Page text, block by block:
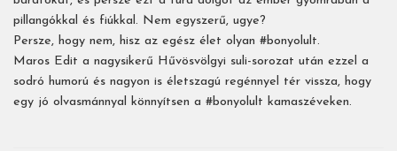
pillangókkal és fiúkkal. Nem egyszerű, ugye?
Persze, hogy nem, hisz az egész élet olyan #bonyolult.
Maros Edit a nagysikerű Hűvösvölgyi suli-sorozat után ezzel a
sodró humorú és nagyon is életszagú regénnyel tér vissza, hogy
egy jó olvasmánnyal könnyítsen a #bonyolult kamaszéveken.